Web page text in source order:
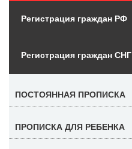
Регистрация граждан РФ
Регистрация граждан СНГ
ПОСТОЯННАЯ ПРОПИСКА
ПРОПИСКА ДЛЯ РЕБЕНКА